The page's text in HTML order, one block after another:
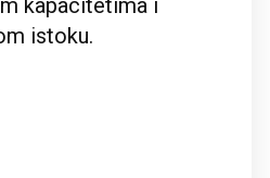
kapacitetima i
istoku.